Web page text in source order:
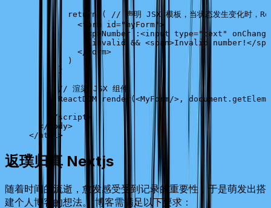
        return
(
// 声明 JSX 模板，当状态发生变化时，
          <
form id="myForm">
            <
p>Number :<input type="text"
onChange
            {
invalid && <span>Invalid number!</
          </
form>
        )
      }
      // 渲染 JSX 组件
      ReactDOM
. render(<MyForm />, document .
    </
script >
  </
body>
</ html >
返璞归真 Nextjs
随着时间的流逝，愈发感受受到记录的重要性，于是萌发出搭
建个人博客的想法。 博客需满足以下要求：